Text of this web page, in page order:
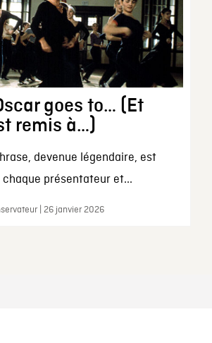
goes to… (Et
remis à…)
devenue légendaire, est
présentateur et...
| 26 janvier 2026